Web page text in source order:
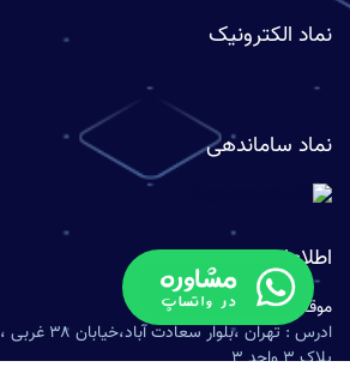
نماد الکترونیک
نماد ساماندهی
اطلاعات تماس
موقعیت:
ادرس : تهران
پلاک ۳ واحد ۳